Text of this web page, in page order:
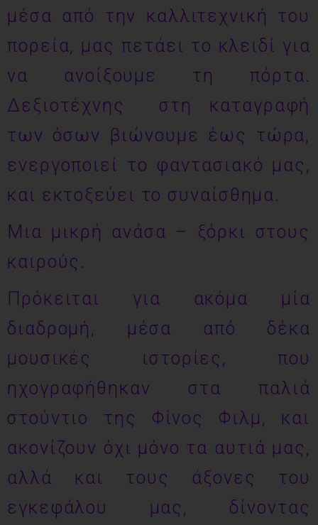
μέσα από την καλλιτεχνική του
πορεία, μας πετάει το κλειδί για
να ανοίξουμε τη πόρτα.
Δεξιοτέχνης στη καταγραφή
των όσων βιώνουμε έως τώρα,
ενεργοποιεί το φαντασιακό μας,
και εκτοξεύει το συναίσθημα.
Μια μικρή ανάσα – ξόρκι στους
καιρούς.
Πρόκειται για ακόμα μία
διαδρομή, μέσα από δέκα
μουσικές ιστορίες, που
ηχογραφήθηκαν στα παλιά
στούντιο της Φίνος Φιλμ, και
ακονίζουν όχι μόνο τα αυτιά μας,
αλλά και τους άξονες του
εγκεφάλου μας, δίνοντας